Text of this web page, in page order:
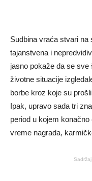
Sudbina vraća stvari na
tajanstvena i
jasno pokaže da se
životne situacije
borbe kroz koje su
Ipak, upravo sada tri
period u kojem konačno
vreme nagrada,